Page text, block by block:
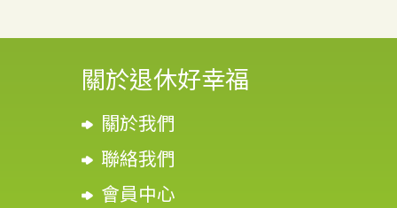
關於退休好幸福
關於我們
聯絡我們
會員中心